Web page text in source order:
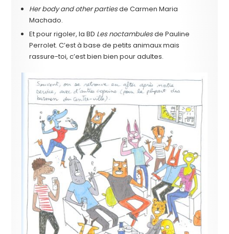
Her body and other partiesde Carmen Maria
Machado.
Et pour rigoler, la BD Les noctambulesde Pauline
Perrolet. C’est à base de petits animaux mais
rassure-toi, c’est bien bien pour adultes.